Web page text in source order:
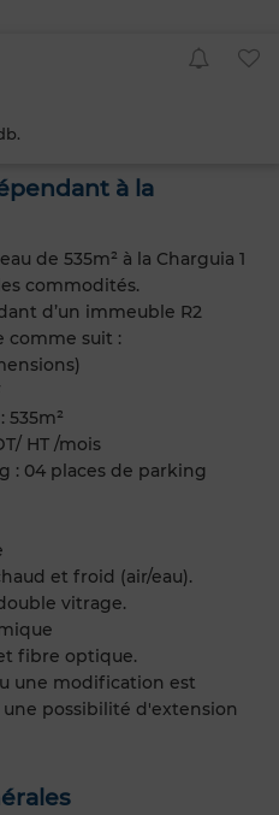
à la
de 535m² à la Charguia 1
commodités.
d’un immeuble R2
comme suit :
HT /mois
: 04 places de parking
et froid (air/eau).
vitrage.
fibre optique.
une modification est
possibilité d'extension